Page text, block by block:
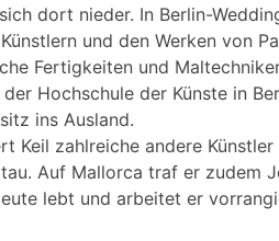
dort nieder. In Berlin-
und den Werken von
Fertigkeiten und
Hochschule der Künste in
ins Ausland.
Keil zahlreiche andere
Auf Mallorca traf er zudem
lebt und arbeitet er